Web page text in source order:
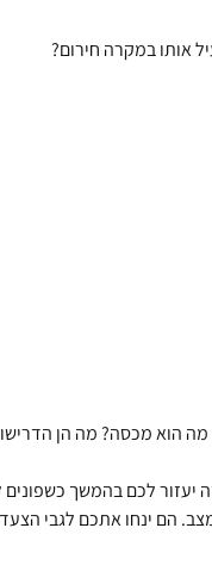
אותו במקרה חירום?
הוא מכסה? מה הן
לכם בהמשך
הם ינחו אתכם לגבי